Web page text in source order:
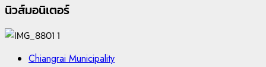
นิวส์มอนิเตอร์
1
Chiangrai Municipality